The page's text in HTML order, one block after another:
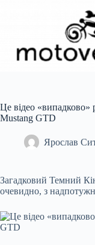
Це відео «випадково»
Mustang GTD
Ярослав
Загадковий Темний
очевидно, з